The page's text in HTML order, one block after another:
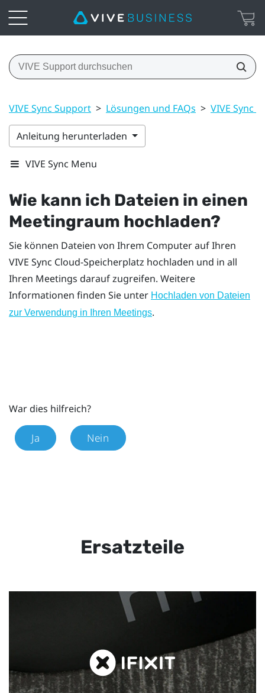
VIVE Sync Support > Lösungen und FAQs > VIVE Sync
Anleitung herunterladen
VIVE Sync Menu
Wie kann ich Dateien in einen
Meetingraum hochladen?
Sie können Dateien von Ihrem Computer auf Ihren
VIVE Sync Cloud-Speicherplatz hochladen und in all
Ihren Meetings darauf zugreifen. Weitere
Informationen finden Sie unter Hochladen von Dateien
zur Verwendung in Ihren Meetings.
War dies hilfreich?
Ja Nein
Ersatzteile